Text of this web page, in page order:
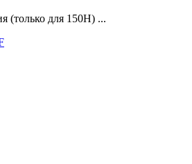
(только для 150H) ...